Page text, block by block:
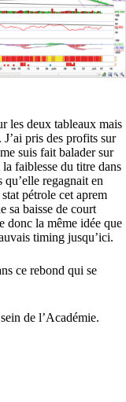
les deux tableaux mais
pris des profits sur
suis fait balader sur
faiblesse du titre dans
regagnait en
pétrole cet aprem
sa baisse de court
donc la même idée que
timing jusqu’ici.
ce rebond qui se
de l’Académie.